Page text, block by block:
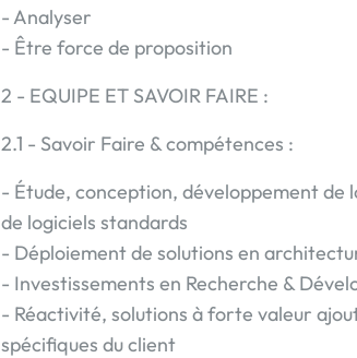
- Analyser
- Être force de proposition
2 - EQUIPE ET SAVOIR FAIRE :
2.1 - Savoir Faire & compétences :
- Étude, conception, développement de
de logiciels standards
- Déploiement de solutions en
- Investissements en Recherche &
- Réactivité, solutions à forte valeur
spécifiques du client